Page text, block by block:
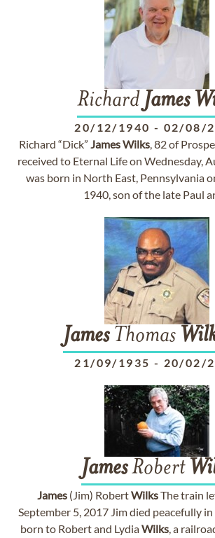
Richard James
20/12/1940 - 02/08/
Richard “Dick” JamesWilks, 82 of
received to Eternal Life on Wednesday,
was born in North East, Pennsylvania
1940, son of the late Paul
JamesThomas
21/09/1935 - 20/02/
JamesRobert
James (Jim) RobertWilksThe train
September 5, 2017 Jim died peacefully in
born to Robert and LydiaWilks, a